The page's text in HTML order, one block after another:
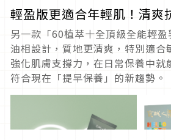
輕盈版更適合年輕肌！清爽
另一款「60植萃十全頂級全能輕
油相設計，質地更清爽，特別適合
強化肌膚支撐力，在日常保養中就
符合現在「提早保養」的新趨勢。